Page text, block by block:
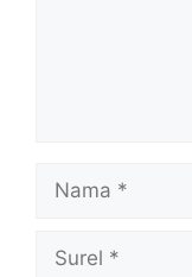
Nama
Surel